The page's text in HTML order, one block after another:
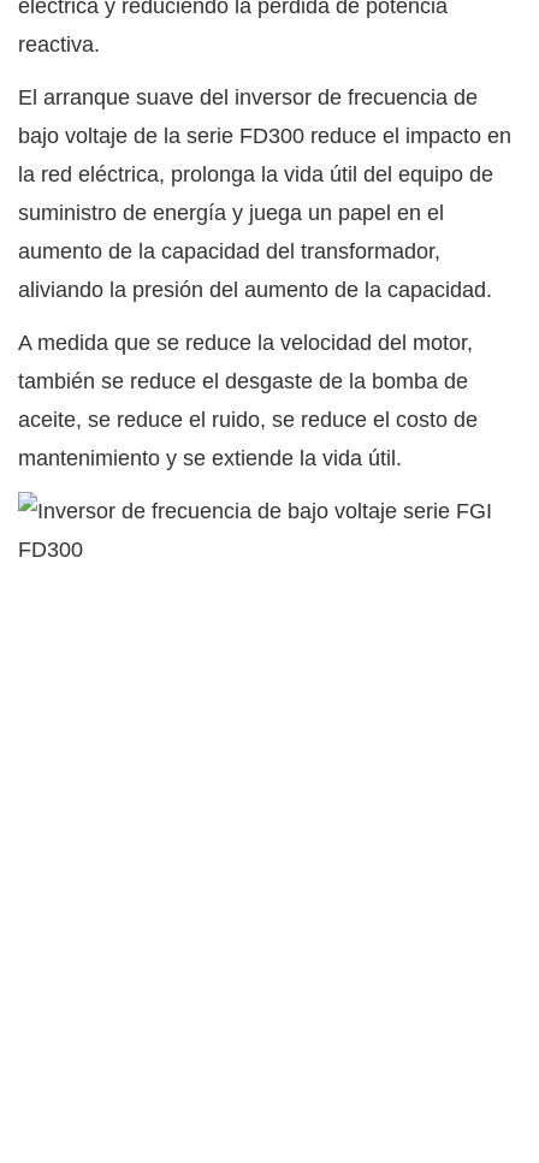
eléctrica y reduciendo la pérdida de potencia
reactiva.
El arranque suave del inversor de frecuencia de
bajo voltaje de la serie FD300 reduce el impacto en
la red eléctrica, prolonga la vida útil del equipo de
suministro de energía y juega un papel en el
aumento de la capacidad del transformador,
aliviando la presión del aumento de la capacidad.
A medida que se reduce la velocidad del motor,
también se reduce el desgaste de la bomba de
aceite, se reduce el ruido, se reduce el costo de
mantenimiento y se extiende la vida útil.